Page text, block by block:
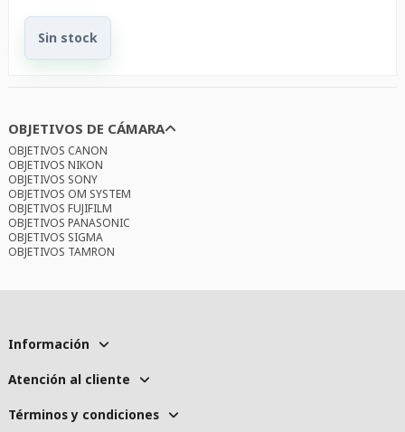
Sin stock
OBJETIVOS DE CÁMARA
OBJETIVOS CANON
OBJETIVOS NIKON
OBJETIVOS SONY
OBJETIVOS OM SYSTEM
OBJETIVOS FUJIFILM
OBJETIVOS PANASONIC
OBJETIVOS SIGMA
OBJETIVOS TAMRON
Información
Atención al cliente
Términos y condiciones